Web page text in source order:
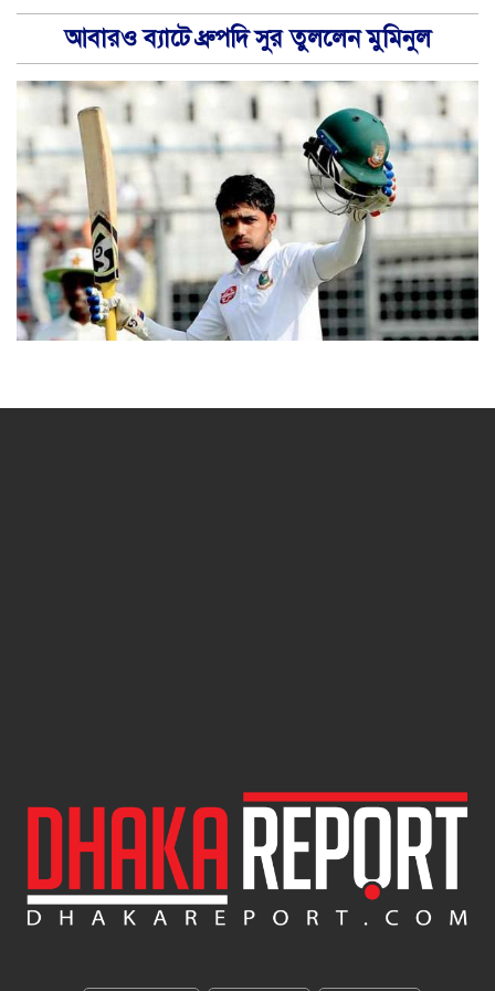
আবারও ব্যাটে ধ্রুপদি সুর তুললেন মুমিনুল